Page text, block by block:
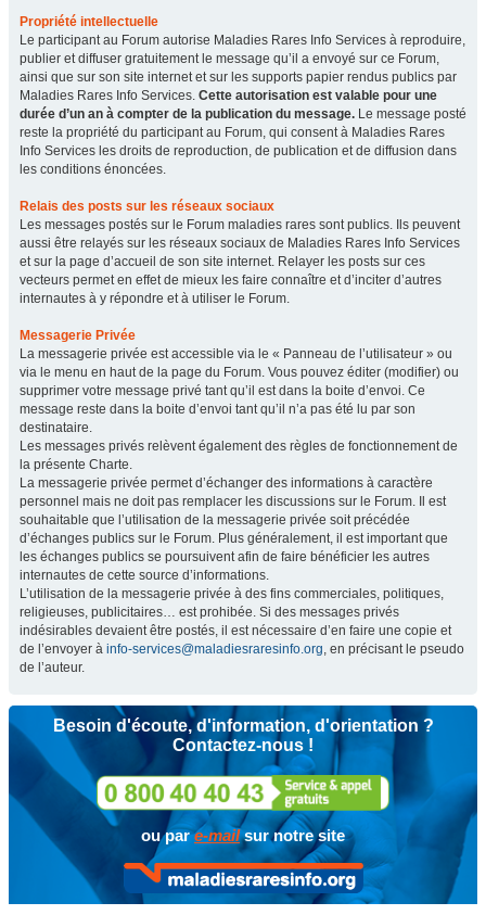
Propriété intellectuelle
Le participant au Forum autorise Maladies Rares Info Services à reproduire,
publier et diffuser gratuitement le message qu’il a envoyé sur ce Forum,
ainsi que sur son site internet et sur les supports papier rendus publics par
Maladies Rares Info Services. Cette autorisation est valable pour une
durée d’un an à compter de la publication du message. Le message posté
reste la propriété du participant au Forum, qui consent à Maladies Rares
Info Services les droits de reproduction, de publication et de diffusion dans
les conditions énoncées.
Relais des posts sur les réseaux sociaux
Les messages postés sur le Forum maladies rares sont publics. Ils peuvent
aussi être relayés sur les réseaux sociaux de Maladies Rares Info Services
et sur la page d’accueil de son site internet. Relayer les posts sur ces
vecteurs permet en effet de mieux les faire connaître et d’inciter d’autres
internautes à y répondre et à utiliser le Forum.
Messagerie Privée
La messagerie privée est accessible via le « Panneau de l’utilisateur » ou
via le menu en haut de la page du Forum. Vous pouvez éditer (modifier) ou
supprimer votre message privé tant qu’il est dans la boite d’envoi. Ce
message reste dans la boite d’envoi tant qu’il n’a pas été lu par son
destinataire.
Les messages privés relèvent également des règles de fonctionnement de
la présente Charte.
La messagerie privée permet d’échanger des informations à caractère
personnel mais ne doit pas remplacer les discussions sur le Forum. Il est
souhaitable que l’utilisation de la messagerie privée soit précédée
d’échanges publics sur le Forum. Plus généralement, il est important que
les échanges publics se poursuivent afin de faire bénéficier les autres
internautes de cette source d’informations.
L’utilisation de la messagerie privée à des fins commerciales, politiques,
religieuses, publicitaires… est prohibée. Si des messages privés
indésirables devaient être postés, il est nécessaire d’en faire une copie et
de l’envoyer à info-services@maladiesraresinfo.org, en précisant le pseudo
de l’auteur.
Besoin d'écoute, d'information, d'orientation ?
Contactez-nous !
ou pare-mailsur notre site